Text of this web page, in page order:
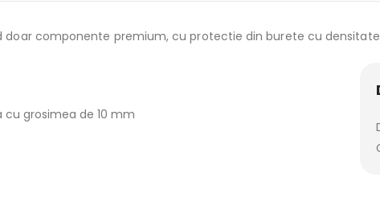
doar componente premium, cu protectie din burete cu
cu grosimea de 10 mm